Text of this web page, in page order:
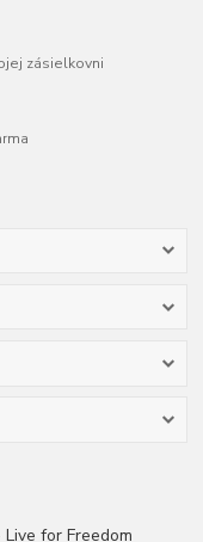
zásielkovni
for Freedom